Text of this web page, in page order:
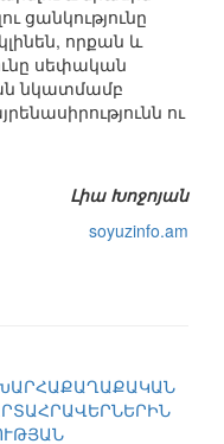
ցանկությունը
որքան և
սեփական
նկատմամբ
ու
Լիա Խոջոյան
soyuzinfo.am